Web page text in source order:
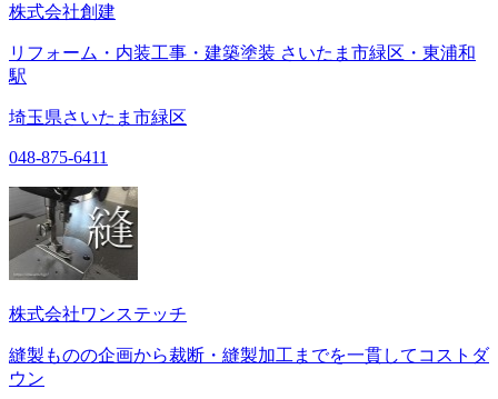
株式会社創建
リフォーム・内装工事・建築塗装 さいたま市緑区・東浦和
駅
埼玉県さいたま市緑区
048-875-6411
株式会社ワンステッチ
縫製ものの企画から裁断・縫製加工までを一貫してコストダ
ウン